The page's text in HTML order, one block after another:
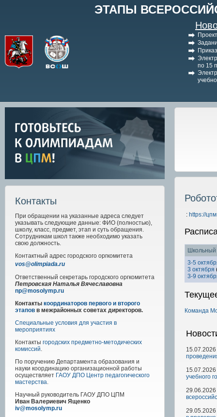
ЭТАПЫ
по 15
Контакты
При обращении на указанные адреса следует
указывать следующие данные: ФИО (полностью),
школу, класс, предмет, этап и суть обращения.
Сотрудникам школ также необходимо указать
свою должность.
Контактный адрес городского оргкомитета
vos@olimpiada.ru
Ответственный секретарь городского оргкомитета
Петровская Наталья Вячеславовна
np@mosolymp.ru
Контакты координаторов первого и второго
этапов в межрайонных советах директоров.
Специальные условия для участия в
мероприятиях
Контакты городских предметно-методических
комиссий.
По поручению Департамента образования и
науки координацию организационной работы
осуществляет ГАОУ ДПО Центр педагогического
мастерства.
Научный руководитель ГАОУ ДПО ЦПМ
Иван Валериевич Ященко
iv@mosolymp.ru
: https://
Школьный
3-5
3 октября
3-9
Команда
15.07.2026
15.07.2026
учебного
29.06.2026
29.05.2026